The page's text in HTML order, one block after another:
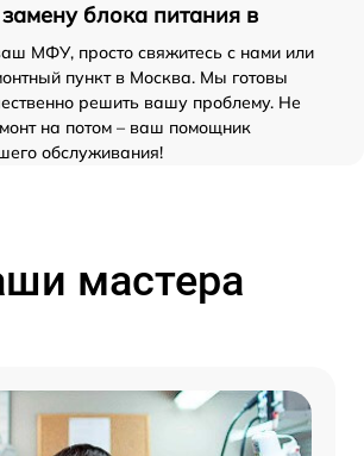
блока питания в
МФУ, просто свяжитесь с нами или
пункт в Москва. Мы готовы
решить вашу проблему. Не
на потом – ваш помощник
обслуживания!
мастера